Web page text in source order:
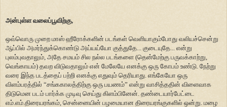
அன்புள்ள வலைப்பூவிற்கு,
ஒவ்வொரு முறை மாஸ் ஹீரோக்களின் படங்கள் வெளியாகும்போது வலியச்சென்று
ஆப்பில் அமர்ந்துக்கொண்டு அய்யய்யோ குத்துதே... குடையுதே... என்று
புலம்புவதாலும், அதே சமயம் சில நல்ல படங்களை (தென்மேற்கு பருவக்காற்று,
வெங்காயம்) தவற விடுவதாலும் என் மேலேயே எனக்கு ஒரு கோபம் உண்டு. நேற்று
வரை இந்த படத்தைப் பற்றி எனக்கு எதுவும் தெரியாது. எங்கேயோ ஒரு
விளம்பரத்தில் “சங்ககாலத்திற்கு ஒரு பயணம்” என்று வாசித்ததின் விளைவாக
திடுமென படம் பார்க்க முடிவு செய்து கிளம்பினேன். தண்டையார்பேட்டை
எம்.எம்.திரையரங்கம், சென்னையின் பழமையான திரையரங்குகளில் ஒன்று. மழை